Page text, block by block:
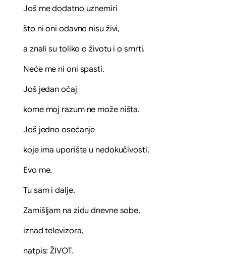
Još me dodatno uznemiri
što ni oni odavno nisu živi,
a znali su toliko o životu i o smrti.
Neće me ni oni spasti.
Još jedan očaj
kome moj razum ne može ništa.
Još jedno osećanje
koje ima uporište u nedokučivosti.
Evo me.
Tu sam i dalje.
Zamišljam na zidu dnevne sobe,
iznad televizora,
natpis: ŽIVOT.